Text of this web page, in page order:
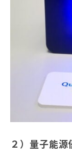
２）量子能源